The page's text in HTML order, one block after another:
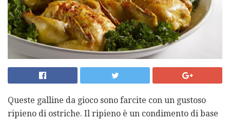
Queste galline da gioco sono farcite con un gustoso
ripieno di ostriche. Il ripieno è un condimento di base